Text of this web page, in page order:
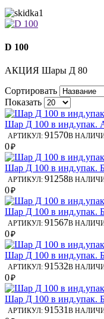
D 100
АКЦИЯ Шары Д 80
Сортировать
Показать
Шар Д 100 в инд.упак.
АРТИКУЛ: 91570В
0₽
Шар Д 100 в инд.упак.
АРТИКУЛ: 91258В
0₽
Шар Д 100 в инд.упак.
АРТИКУЛ: 91567В
0₽
Шар Д 100 в инд.упак.
АРТИКУЛ: 91532В
0₽
Шар Д 100 в инд.упак.
АРТИКУЛ: 91531 В